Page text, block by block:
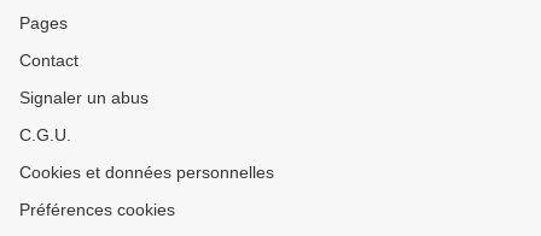
Pages
Contact
Signaler un abus
C.G.U.
Cookies et données personnelles
Préférences cookies